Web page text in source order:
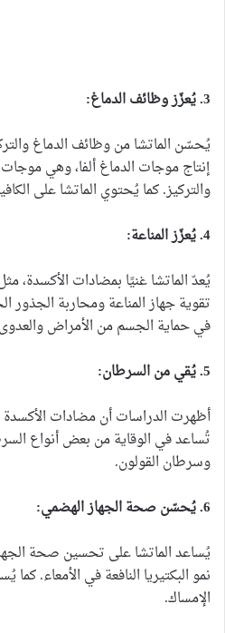
3. يُعزّز وظائف الدماغ:
يُحسّن الماتشا من وظائف الدماغ
إنتاج موجات الدماغ ألفا، وهي موجات
والتركيز. كما يُحتوي الماتشا على
4. يُعزّز المناعة:
تقوية جهاز المناعة ومحاربة الجذور
في حماية الجسم من الأمراض
5. يُقي من السرطان:
أظهرت الدراسات أن مضادات الأكسدة
تُساعد في الوقاية من بعض أنواع
وسرطان القولون.
6. يُحسّن صحة الجهاز الهضمي:
يُساعد الماتشا على تحسين صحة
نمو البكتيريا النافعة في الأمعاء.
الإمساك.